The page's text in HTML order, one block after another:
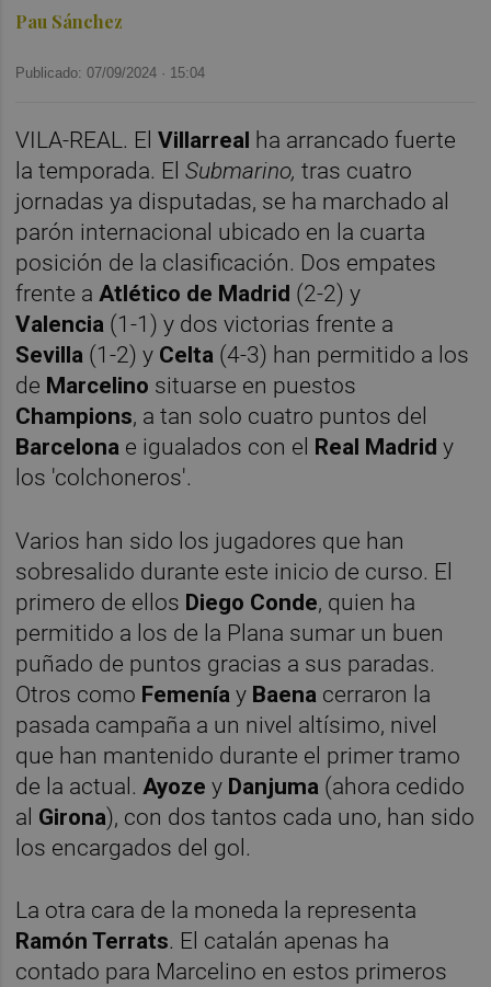
Pau Sánchez
Publicado: 07/09/2024 · 15:04
VILA-REAL. ElVillarreal ha arrancado fuerte
la temporada. ElSubmarino,tras cuatro
jornadas ya disputadas, se ha marchado al
parón internacional ubicado en la cuarta
posición de la clasificación. Dos empates
frente aAtlético de Madrid (2-2) y
Valencia (1-1) y dos victorias frente a
Sevilla (1-2) y Celta (4-3) han permitido a los
de Marcelino situarse en puestos
Champions, a tan solo cuatro puntos del
Barcelona e igualados con el Real Madrid y
los 'colchoneros'.
Varios han sido los jugadores que han
sobresalido durante este inicio de curso. El
primero de ellos Diego Conde, quien ha
permitido a los de la Plana sumar un buen
puñado de puntos gracias a sus paradas.
Otros como Femeníay Baena cerraron la
pasada campaña a un nivel altísimo, nivel
que han mantenido durante el primer tramo
de la actual. Ayozey Danjuma (ahora cedido
al Girona), con dos tantos cada uno, han sido
los encargados del gol.
La otra cara de la moneda la representa
Ramón Terrats. El catalán apenas ha
contado para Marcelino en estos primeros